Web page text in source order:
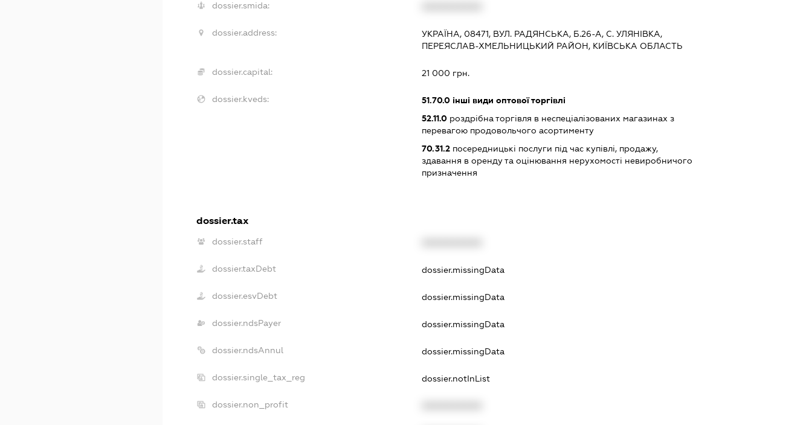
dossier.smida:
dossier.address:
УКРАЇНА, 08471, ВУЛ. РАДЯНСЬКА, Б.26-А, С. УЛЯНІВКА,
ПЕРЕЯСЛАВ-ХМЕЛЬНИЦЬКИЙ РАЙОН, КИЇВСЬКА ОБЛАСТЬ
dossier.capital: 21 000 грн.
dossier.kveds: 51.70.0інші види оптової торгівлі
52.11.0роздрібна торгівля в неспеціалізованих магазинах з
перевагою продовольчого асортименту
70.31.2посередницькі послуги під час купівлі, продажу,
здавання в оренду та оцінювання нерухомості невиробничого
призначення
dossier.tax
dossier.staff
dossier.taxDebt dossier.missingData
dossier.esvDebt dossier.missingData
dossier.ndsPayer dossier.missingData
dossier.ndsAnnul dossier.missingData
dossier.single_tax_reg dossier.notInList
dossier.non_profit